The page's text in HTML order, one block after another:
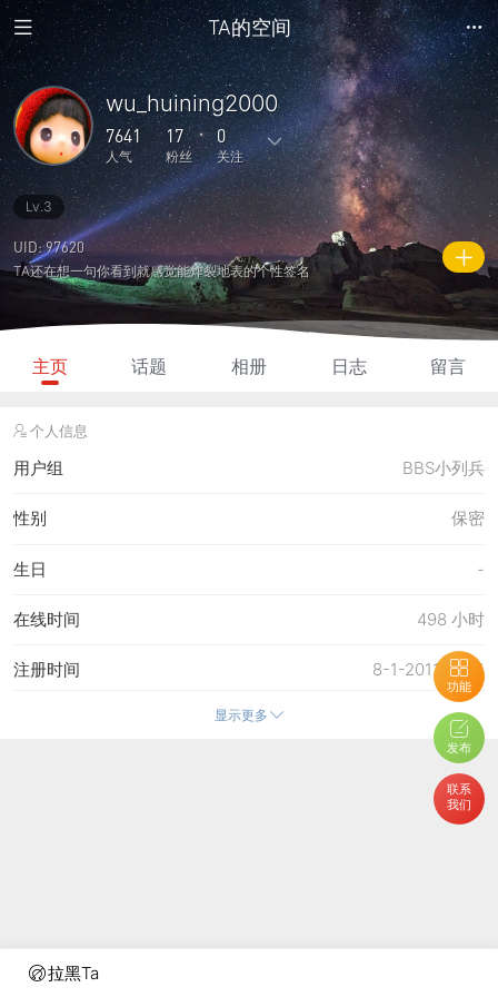
拉黑Ta
TA的空间
功能
发布
联系
我们
wu_huining2000
7641
人气
17
粉丝
0
关注
21
主题
1895
回复
0
日志
0
相册
0
好友
17 0
关注
0
说说
7641
人气
435
积分
Lv.3
UID: 97620
TA还在想一句你看到就感觉能炸裂地表的个性签名
主页 话题 相册 日志 留言
个人信息
用户组 BBS小列兵
保密
性别
-
生日
498 小时
在线时间
8-1-2011 15:51
注册时间
4-8-2026 19:29
25-7-2026 19:24
4-8-2026 19:29
显示更多